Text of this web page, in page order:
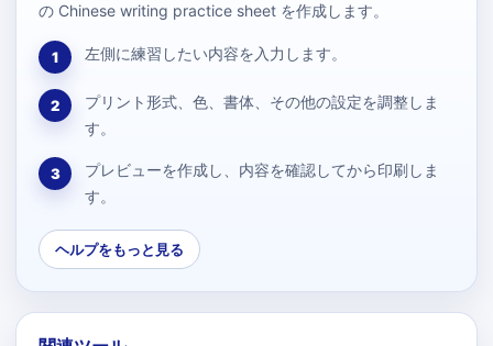
の Chinese writing practice sheet を作成します。
1 左側に練習したい内容を入力します。
2
プリント形式、色、書体、その他の設定を調整しま
す。
3
プレビューを作成し、内容を確認してから印刷しま
す。
ヘルプをもっと見る